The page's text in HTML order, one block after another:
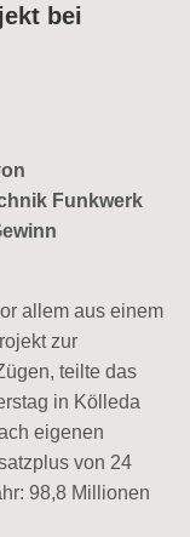
bei
Funkwerk
allem aus einem
zur
teilte das
in Kölleda
eigenen
von 24
98,8 Millionen